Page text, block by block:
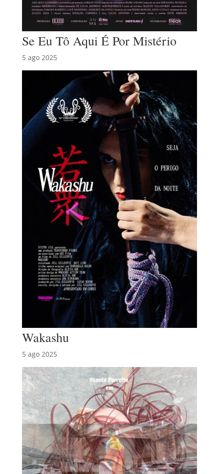
Se Eu Tô Aqui É Por Mistério
5 ago 2025
Wakashu
5 ago 2025